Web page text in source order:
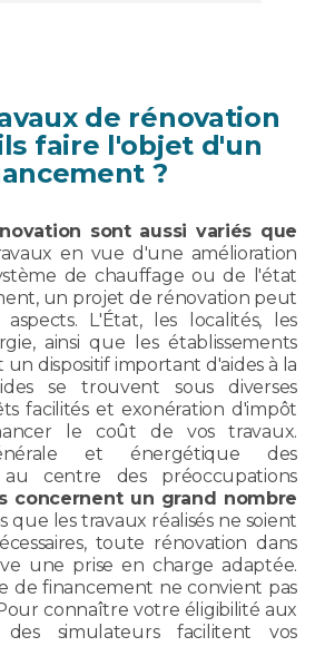
de rénovation
faire l'objet d'un
?
sont aussi variés que
en vue d'une amélioration
de chauffage ou de l'état
un projet de rénovation peut
L'État, les localités, les
ainsi que les établissements
dispositif important d'aides à la
se trouvent sous diverses
facilités et exonération d'impôt
le coût de vos travaux.
et énergétique des
centre des préoccupations
concernent un grand nombre
que les travaux réalisés ne soient
toute rénovation dans
une prise en charge adaptée.
de financement ne convient pas
connaître votre éligibilité aux
des simulateurs facilitent vos